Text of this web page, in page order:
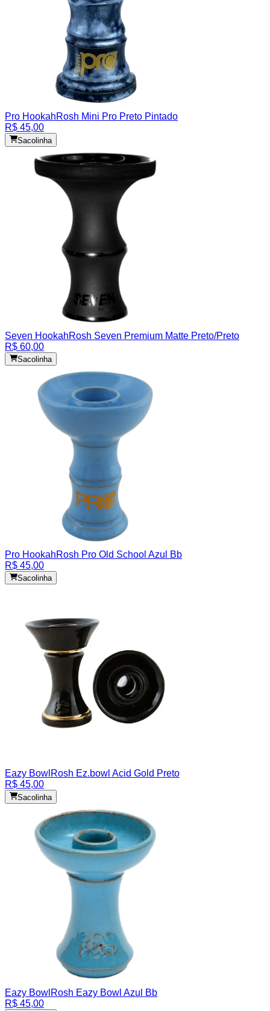
Pro HookahRosh Mini Pro Preto Pintado
R$ 45,00
Sacolinha
Seven HookahRosh Seven Premium Matte Preto/Preto
R$ 60,00
Sacolinha
Pro HookahRosh Pro Old School Azul Bb
R$ 45,00
Sacolinha
Eazy Bowl Rosh Ez.bowl Acid Gold Preto
R$ 45,00
Sacolinha
Eazy Bowl Rosh Eazy Bowl Azul Bb
R$ 45,00